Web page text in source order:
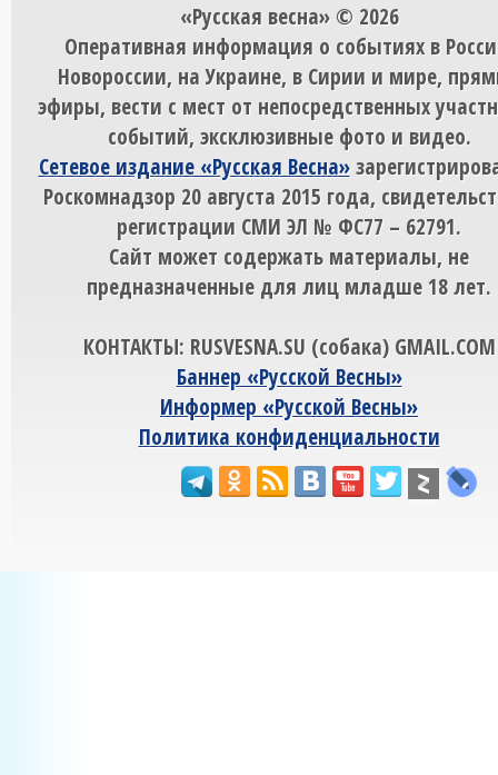
«Русская весна» © 2026
Оперативная информация о событиях в
Новороссии, на Украине, в Сирии и мире,
эфиры, вести с мест от непосредственных
событий, эксклюзивные фото и видео.
Сетевое издание «Русская Весна»
Роскомнадзор 20 августа 2015 года,
регистрации СМИ ЭЛ № ФС77 – 62791.
Сайт может содержать материалы, не
предназначенные для лиц младше 18 лет.
КОНТАКТЫ: RUSVESNA.SU (собака) GMAIL.COM
Баннер «Русской Весны»
Информер «Русской Весны»
Политика конфиденциальности